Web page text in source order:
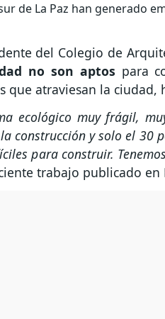
de La Paz han generado
del Colegio de
no son aptos para
que atraviesan la ciudad,
ecológico muy frágil,
construcción y solo el 30
para construir.
trabajo publicado en